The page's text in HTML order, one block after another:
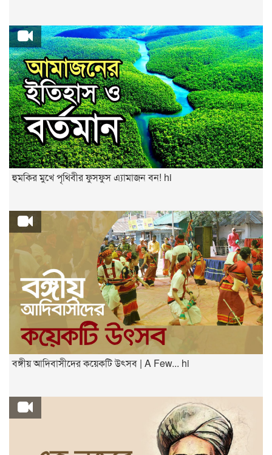
হুমকির মুখে পৃথিবীর ফুসফুস এ্যামাজন বন! hi
বঙ্গীয় আদিবাসীদের কয়েকটি উৎসব | A Few... hi